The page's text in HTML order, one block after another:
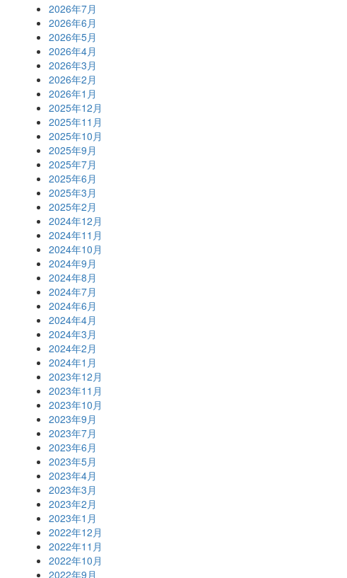
2026年7月
2026年6月
2026年5月
2026年4月
2026年3月
2026年2月
2026年1月
2025年12月
2025年11月
2025年10月
2025年9月
2025年7月
2025年6月
2025年3月
2025年2月
2024年12月
2024年11月
2024年10月
2024年9月
2024年8月
2024年7月
2024年6月
2024年4月
2024年3月
2024年2月
2024年1月
2023年12月
2023年11月
2023年10月
2023年9月
2023年7月
2023年6月
2023年5月
2023年4月
2023年3月
2023年2月
2023年1月
2022年12月
2022年11月
2022年10月
2022年9月